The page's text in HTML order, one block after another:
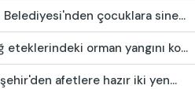
Belediyesi'nden çocuklara sine...
eteklerindeki orman yangını ko...
afetlere hazır iki yen...